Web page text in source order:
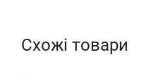
Схожі товари